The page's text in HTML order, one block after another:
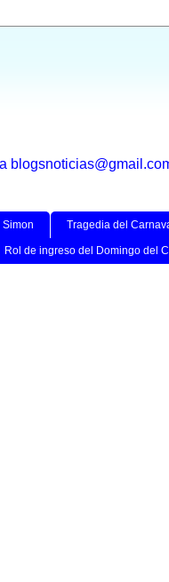
Tragedia del
Rol de ingreso del Domingo del